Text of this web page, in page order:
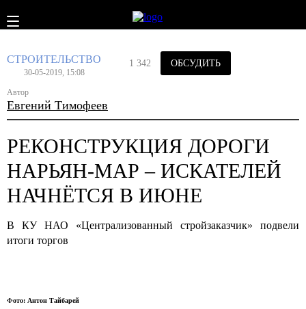
СТРОИТЕЛЬСТВО
30-05-2019, 15:08
Автор
Евгений Тимофеев
1 342 ОБСУДИТЬ
РЕКОНСТРУКЦИЯ ДОРОГИ
НАРЬЯН-МАР – ИСКАТЕЛЕЙ
НАЧНЁТСЯ В ИЮНЕ
В КУ НАО «Централизованный стройзаказчик» подвели
итоги торгов
Фото: Антон Тайбарей